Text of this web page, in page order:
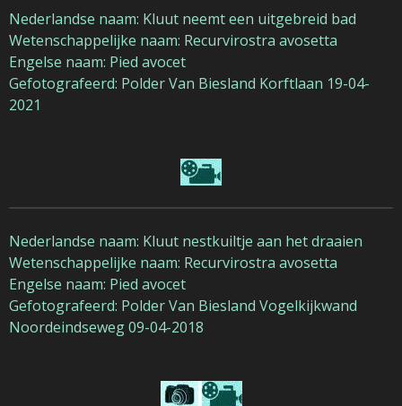
Nederlandse naam: Kluut neemt een uitgebreid bad
Wetenschappelijke naam: Recurvirostra avosetta
Engelse naam: Pied avocet
Gefotografeerd: Polder Van Biesland Korftlaan 19-04-
2021
Nederlandse naam: Kluut nestkuiltje aan het draaien
Wetenschappelijke naam: Recurvirostra avosetta
Engelse naam: Pied avocet
Gefotografeerd: Polder Van Biesland Vogelkijkwand
Noordeindseweg 09-04-2018